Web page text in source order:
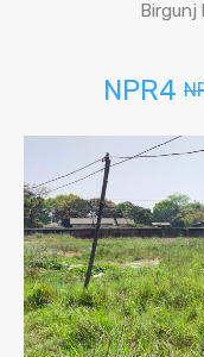
Birgunj
NPR4